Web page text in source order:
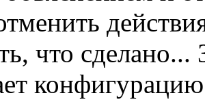
что сделано...